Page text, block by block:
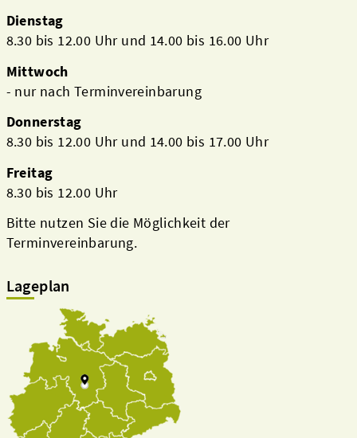
Dienstag
8.30 bis 12.00 Uhr und 14.00 bis 16.00 Uhr
Mittwoch
- nur nach Terminvereinbarung
Donnerstag
8.30 bis 12.00 Uhr und 14.00 bis 17.00 Uhr
Freitag
8.30 bis 12.00 Uhr
Bitte nutzen Sie die Möglichkeit der
Terminvereinbarung.
Lageplan